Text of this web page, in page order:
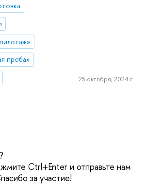
проба»
25 октября, 2024 г.
Ctrl+Enter и отправьте нам
за участие!